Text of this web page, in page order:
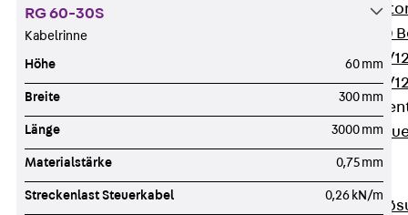
ISOPRO®
ISOPRO® 120
ISOPRO® 80/
ISOPRO® 80/
Zurück
ISOMUR®
Digitale Lösungen
Digitale
RG 60-30S
Kabelrinne
Höhe 60 mm
Breite 300 mm
Länge 3000 mm
Materialstärke 0,75 mm
Streckenlast Steuerkabel 0,26 kN/m